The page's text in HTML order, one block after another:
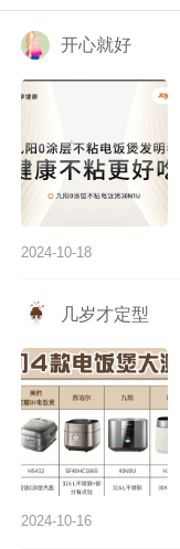
开心就好
2024-10-18
几岁才定型
2024-10-16